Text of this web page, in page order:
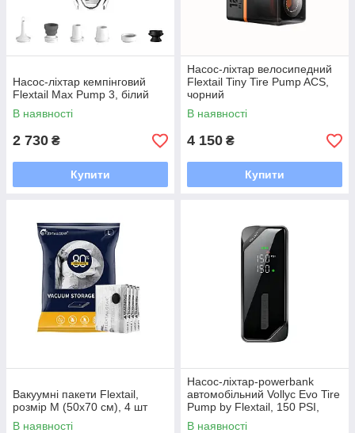
Насос-ліхтар кемпінговий
Flextail Max Pump 3, білий
В наявності
2 730 ₴
Купити
Насос-ліхтар велосипедний
Flextail Tiny Tire Pump ACS,
чорний
В наявності
4 150 ₴
Купити
Вакуумні пакети Flextail,
розмір M (50х70 см), 4 шт
В наявності
Насос-ліхтар-powerbank
автомобільний Vollyc Evo Tire
Pump by Flextail, 150 PSI,
1500 mAh
В наявності